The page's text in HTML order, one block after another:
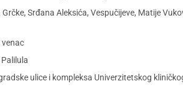
Srđana Aleksića, Vespučijeve, Matije
venac
ulice i kompleksa Univerzitetskog